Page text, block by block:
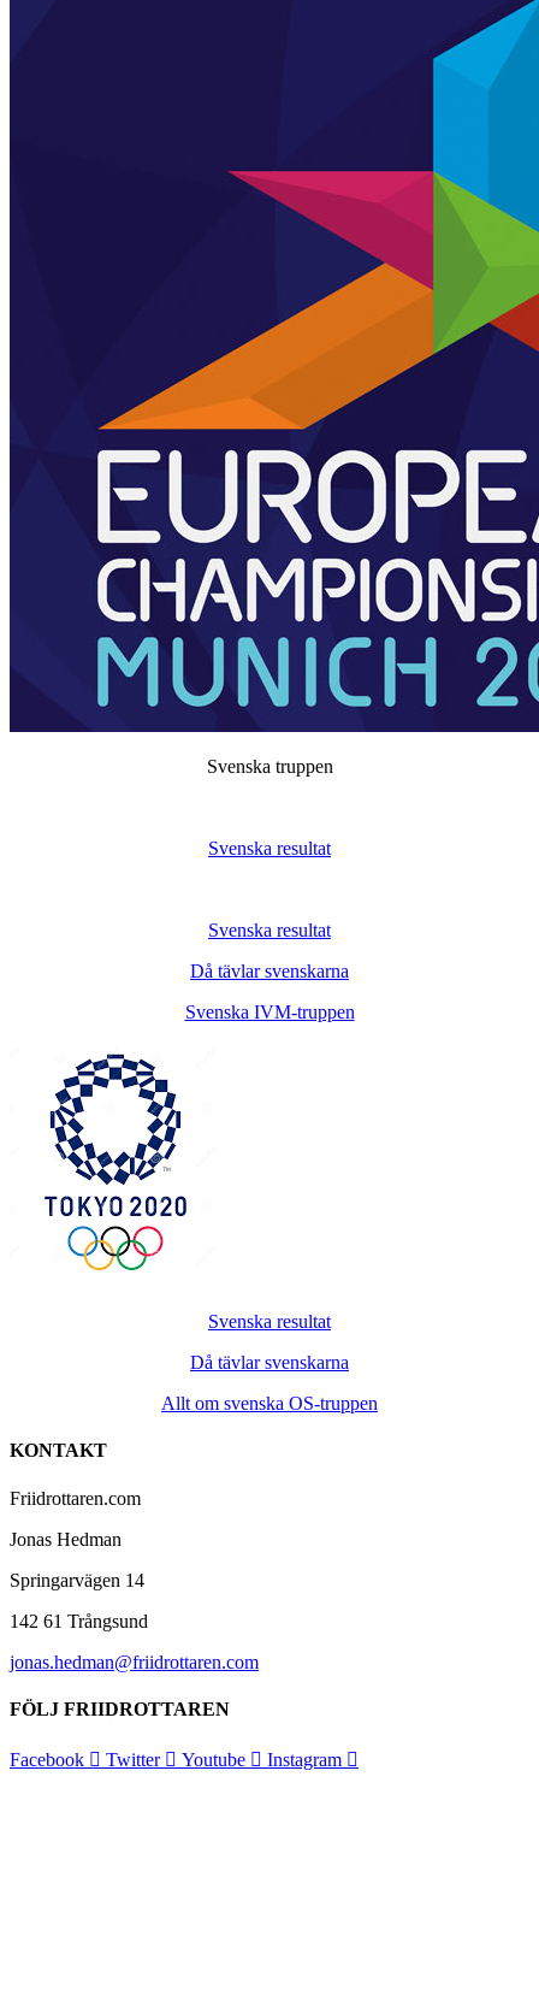
Svenska truppen
Svenska resultat
Svenska resultat
Då tävlar svenskarna
Svenska IVM-truppen
Svenska resultat
Då tävlar svenskarna
Allt om svenska OS-truppen
KONTAKT
Friidrottaren.com
Jonas Hedman
Springarvägen 14
142 61 Trångsund
jonas.hedman@friidrottaren.com
FÖLJ FRIIDROTTAREN
Facebook Twitter Youtube Instagram